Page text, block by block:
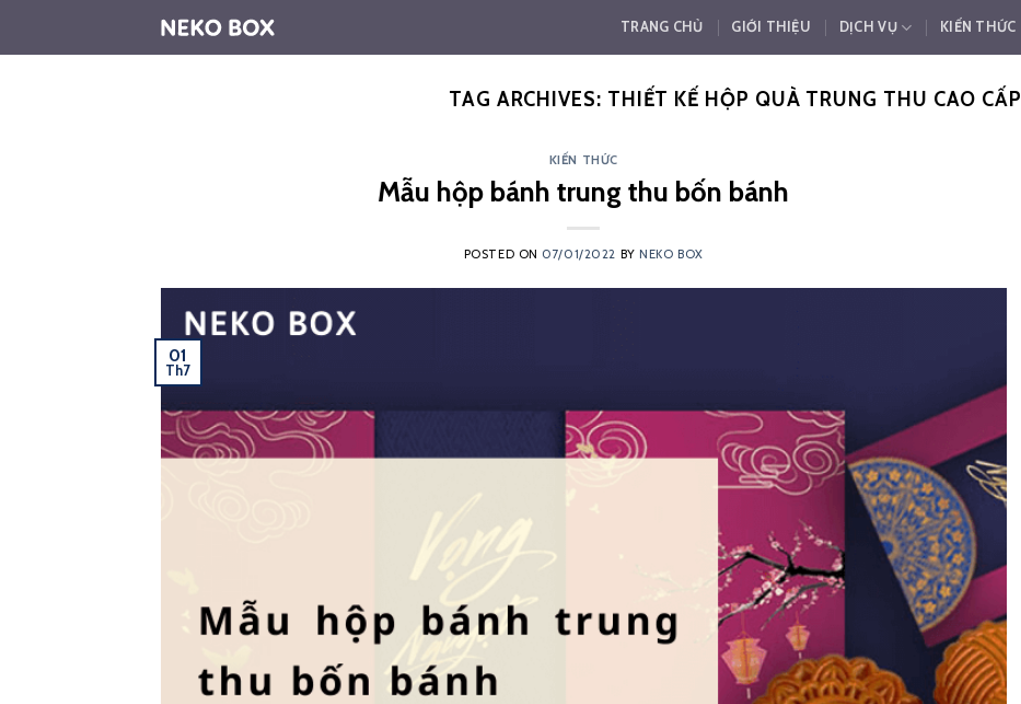
TRANG CHỦ GIỚI THIỆU DỊCH VỤ KIẾN THỨC
TAG ARCHIVES: THIẾT KẾ HỘP QUÀ TRUNG THU CAO CẤP
KIẾN THỨC
Mẫu hộp bánh trung thu bốn bánh
POSTED ON 07/01/2022 BY NEKO BOX
01
Th7